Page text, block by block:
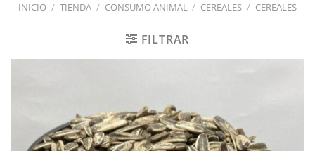
INICIO / TIENDA / CONSUMO ANIMAL / CEREALES / CEREALES
FILTRAR